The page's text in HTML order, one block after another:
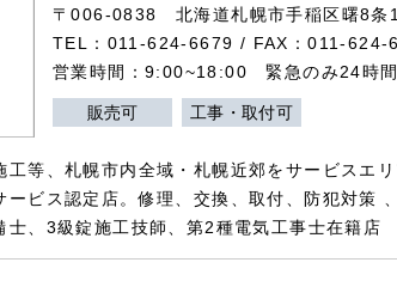
〒006-0838 北海道札幌市手稲区曙8条
TEL：011-624-6679 / FAX：011-
営業時間：9:00~18:00 緊急のみ24時
販売可 工事・取付可
等、札幌市内全域・札幌近郊をサービスエリ
ービス認定店。修理、交換、取付、防犯対策
士、3級錠施工技師、第2種電気工事士在籍店